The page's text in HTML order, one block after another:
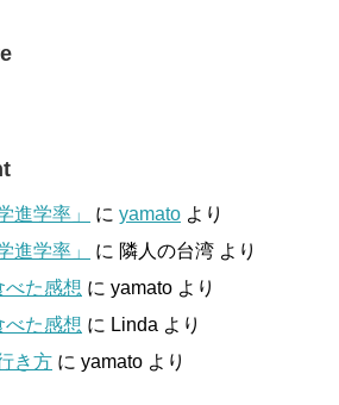
進学率」 に yamato より
進学率」
に 隣人の台湾 より
べた感想 に yamato より
べた感想 に Linda より
き方 に yamato より